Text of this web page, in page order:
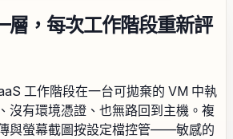
層，每次工作階段重新評
工作階段在一台可拋棄的 VM 中執
有環境憑證、也無路回到主機。複
與螢幕截圖按設定檔控管——敏感的